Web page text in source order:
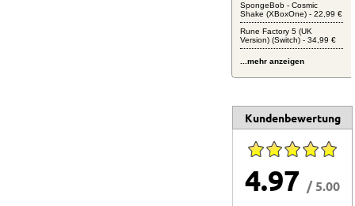
SpongeBob - Cosmic
Shake (XBoxOne) - 22,99 €
Rune Factory 5 (UK
Version) (Switch) - 34,99 €
...mehr anzeigen
Kundenbewertung
4.97 / 5.00